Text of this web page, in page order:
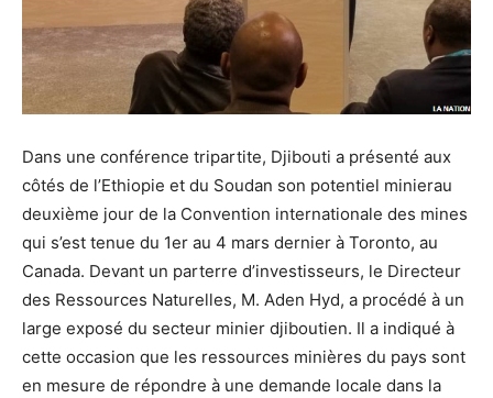
Dans une conférence tripartite, Djibouti a présenté aux
côtés de l’Ethiopie et du Soudan son potentiel minierau
deuxième jour de la Convention internationale des mines
qui s’est tenue du 1er au 4 mars dernier à Toronto, au
Canada. Devant un parterre d’investisseurs, le Directeur
des Ressources Naturelles, M. Aden Hyd, a procédé à un
large exposé du secteur minier djiboutien. Il a indiqué à
cette occasion que les ressources minières du pays sont
en mesure de répondre à une demande locale dans la